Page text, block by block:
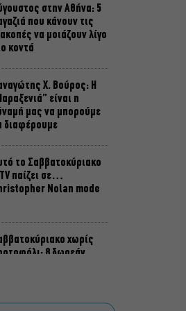
στην Αθήνα: 5
που κάνουν τις
να μοιάζουν λίγο
κοντά
Χ. Βούρος: Η
είναι η
μας να μπορούμε
διαφέρουμε
το Σαββατοκύριακο
παίζει σε…
Nolan mode
χωρίς
8 δωρεάν